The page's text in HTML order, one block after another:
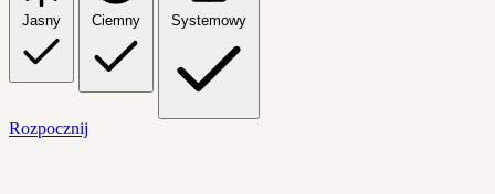
Jasny Ciemny Systemowy
Rozpocznij